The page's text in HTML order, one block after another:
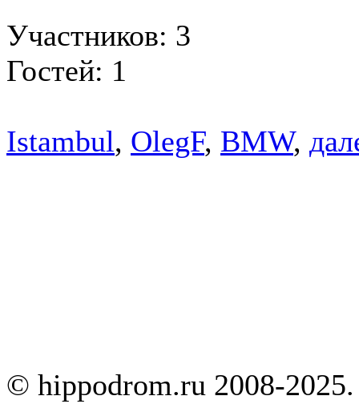
Участников: 3
Гостей: 1
Istambul, OlegF, BMW,
© hippodrom.ru 2008-